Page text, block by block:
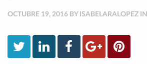
OCTUBRE 19, 2016 BY ISABELARALOPEZ IN